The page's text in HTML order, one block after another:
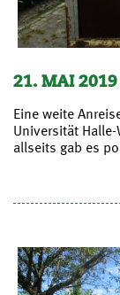
21. MAI 2019
Eine weite
Universität
allseits gab es